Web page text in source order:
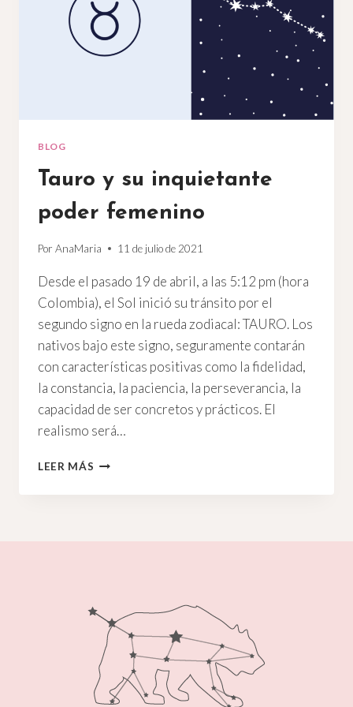
BLOG
Tauro y su inquietante
poder femenino
Por AnaMaria 11 de julio de 2021
Desde el pasado 19 de abril, a las 5:12 pm (hora
Colombia), el Sol inició su tránsito por el
segundo signo en la rueda zodiacal: TAURO. Los
nativos bajo este signo, seguramente contarán
con características positivas como la fidelidad,
la constancia, la paciencia, la perseverancia, la
capacidad de ser concretos y prácticos. El
realismo será…
LEER MÁS TAURO